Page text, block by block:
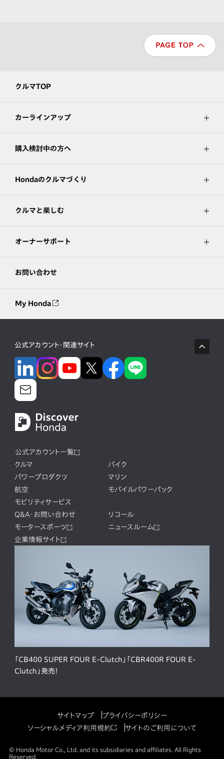
クルマTOP
カーラインアップ
購入検討中の方へ
Hondaのクルマづくり
クルマと楽しむ
オーナーサポート
お問い合わせ
My Honda
公式アカウント・関連サイト
公式アカウント一覧
クルマ
バイク
パワープロダクツ
マリン
航空
モバイルパワーパック
モビリティサービス
Q&A・お問い合わせ
リコール
モータースポーツ
ニュースルーム
企業情報サイト
「CB400 SUPER FOUR E-Clutch」「CBR400R FOUR E-
Clutch」発売！
サイトマップ
プライバシーポリシー
ソーシャルメディア利用規約
サイトのご利用について
© Honda Motor Co., Ltd. and its subsidiaries and affiliates. All Rights
Reserved.